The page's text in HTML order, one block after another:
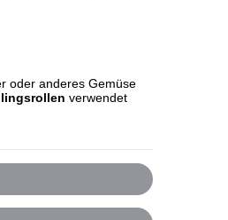
oder anderes Gemüse
verwendet